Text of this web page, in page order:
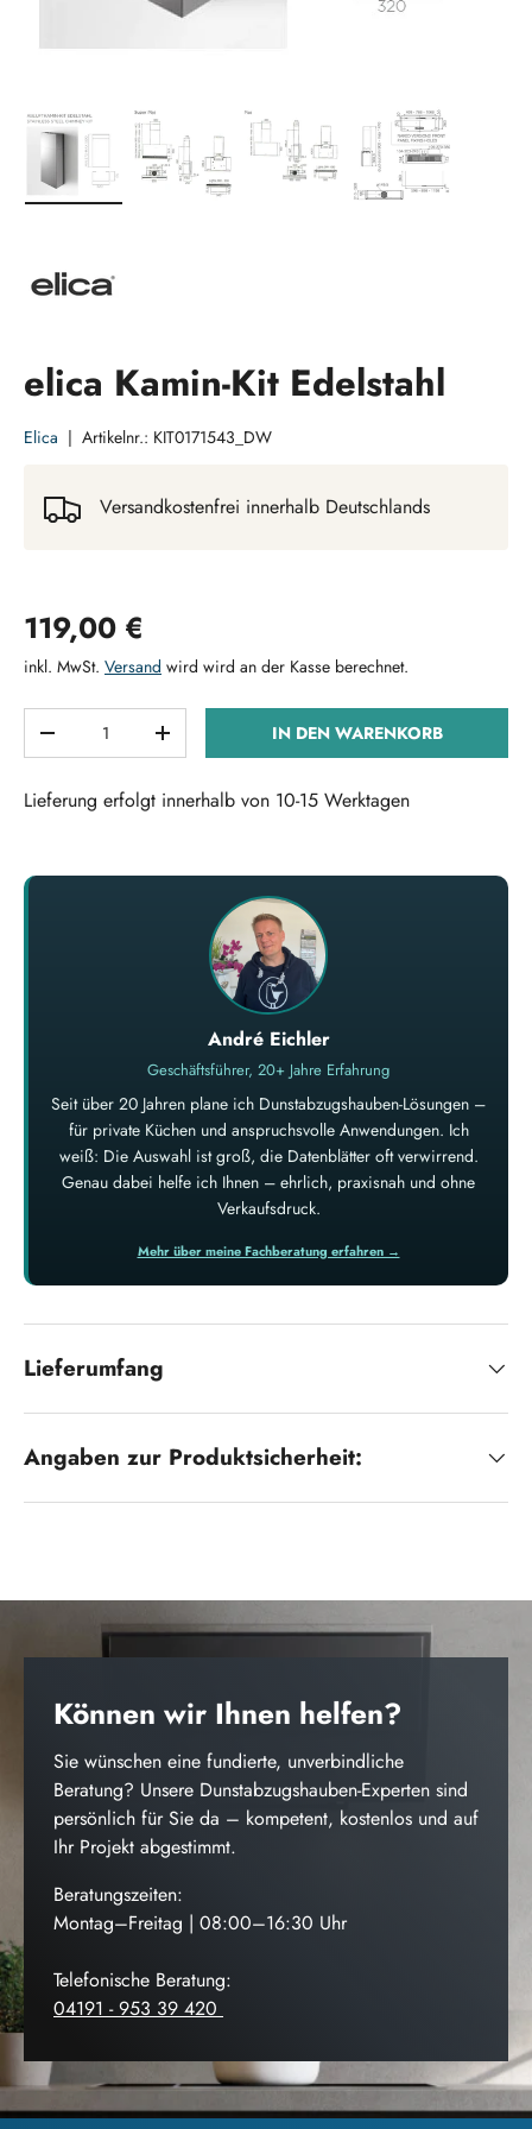
elica Kamin-Kit Edelstahl
Elica | Artikelnr.: KIT0171543_DW
Versandkostenfrei innerhalb Deutschlands
Normaler Preis
119,00 €
inkl. MwSt. Versand wird wird an der Kasse berechnet.
MENGE VERRINGERNMENGE ERHÖHENIN DEN WARENKORB
Lieferung erfolgt innerhalb von 10-15 Werktagen
André Eichler
Geschäftsführer, 20+ Jahre Erfahrung
Seit über 20 Jahren plane ich Dunstabzugshauben-Lösungen –
für private Küchen und anspruchsvolle Anwendungen. Ich
weiß: Die Auswahl ist groß, die Datenblätter oft verwirrend.
Genau dabei helfe ich Ihnen – ehrlich, praxisnah und ohne
Verkaufsdruck.
Mehr über meine Fachberatung erfahren →
Lieferumfang
Angaben zur Produktsicherheit:
Können wir Ihnen helfen?
Sie wünschen eine fundierte, unverbindliche
Beratung? Unsere Dunstabzugshauben-Experten sind
persönlich für Sie da – kompetent, kostenlos und auf
Ihr Projekt abgestimmt.
Beratungszeiten:
Montag–Freitag | 08:00–16:30 Uhr
Telefonische Beratung:
04191 - 953 39 420